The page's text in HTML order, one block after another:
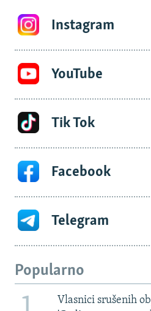
Instagram
YouTube
Tik Tok
Facebook
Telegram
Popularno
Vlasnici srušenih